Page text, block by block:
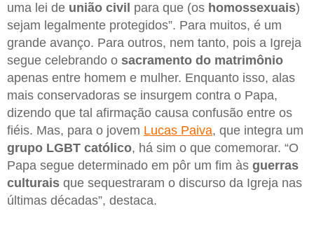
uma lei de união civil para que (os homossexuais)
sejam legalmente protegidos”. Para muitos, é um
grande avanço. Para outros, nem tanto, pois a Igreja
segue celebrando o sacramento do matrimônio
apenas entre homem e mulher. Enquanto isso, alas
mais conservadoras se insurgem contra o Papa,
dizendo que tal afirmação causa confusão entre os
fiéis. Mas, para o jovem Lucas Paiva, que integra um
grupo LGBT católico, há sim o que comemorar. “O
Papa segue determinado em pôr um fim às guerras
culturais que sequestraram o discurso da Igreja nas
últimas décadas”, destaca.